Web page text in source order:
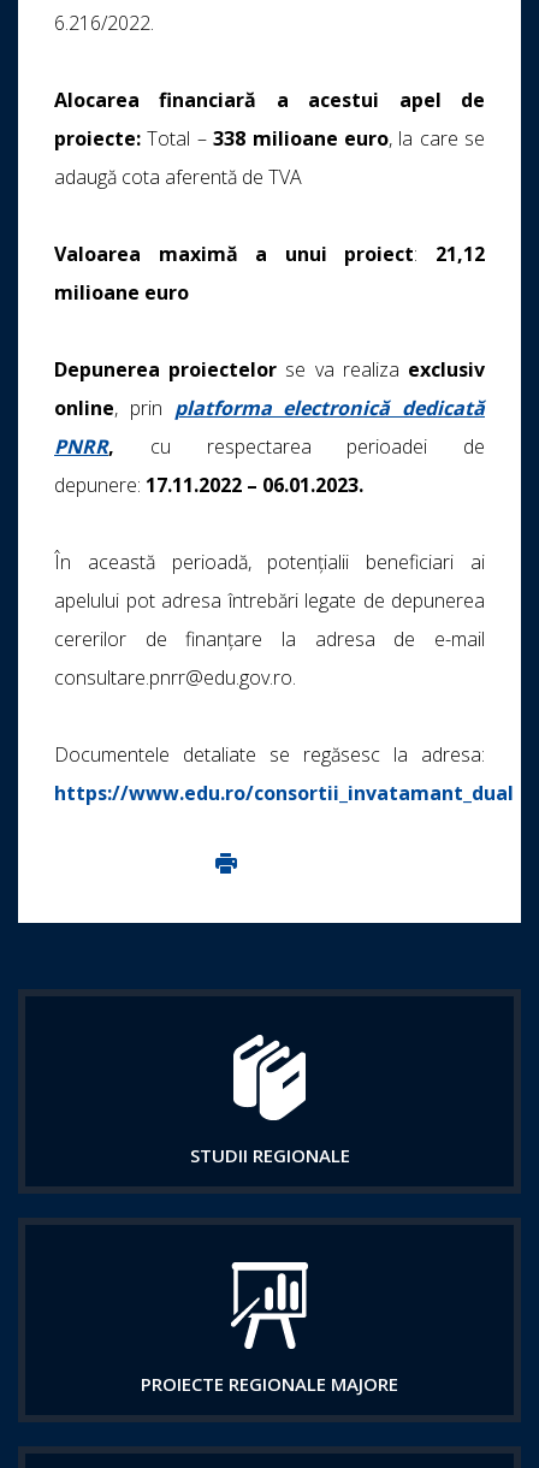
6.216/2022.
Alocarea financiară a acestui apel de
proiecte: Total –338 milioane euro, la care se
adaugă cota aferentă de TVA
Valoarea maximă a unui proiect: 21,12
milioane euro
Depunerea proiectelor se va realiza exclusiv
online, prin platforma electronică dedicată
PNRR, cu respectarea perioadei de
depunere: 17.11.2022 – 06.01.2023.
În această perioadă, potențialii beneficiari ai
apelului pot adresa întrebări legate de depunerea
cererilor de finanțare la adresa de e-mail
consultare.pnrr@edu.gov.ro.
Documentele detaliate se regăsesc la adresa:
https://www.edu.ro/consortii_invatamant_dual
Imprima aceasta pagina
STUDII REGIONALE
PROIECTE REGIONALE MAJORE